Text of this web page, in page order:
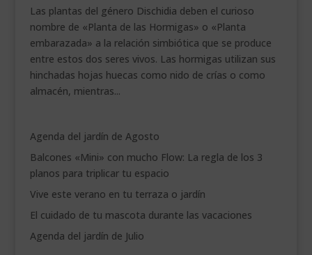
Las plantas del género Dischidia deben el curioso
nombre de «Planta de las Hormigas» o «Planta
embarazada» a la relación simbiótica que se produce
entre estos dos seres vivos. Las hormigas utilizan sus
hinchadas hojas huecas como nido de crías o como
almacén, mientras...
Agenda del jardín de Agosto
Balcones «Mini» con mucho Flow: La regla de los 3
planos para triplicar tu espacio
Vive este verano en tu terraza o jardín
El cuidado de tu mascota durante las vacaciones
Agenda del jardín de Julio